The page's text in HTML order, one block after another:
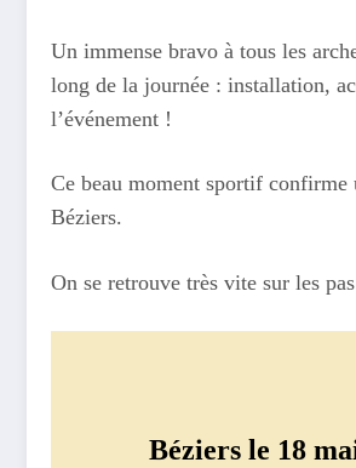
Un immense bravo à tous les
long de la journée : installation,
l’événement !
Ce beau moment sportif confirme
Béziers.
On se retrouve très vite sur les
Béziers le 18